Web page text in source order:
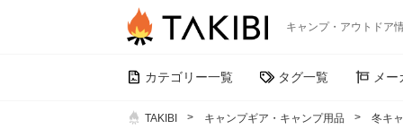
キャンプ・アウトドア
カテゴリー一覧 タグ一覧 メー
TAKIBI キャンプギア・キャンプ用品 冬キ